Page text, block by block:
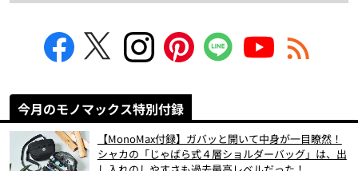
今月のモノマックス特別付録
【MonoMax付録】ガバッと開いて中身が一目瞭然！
シャカの「じゃばら式４層ショルダーバッグ」は、出